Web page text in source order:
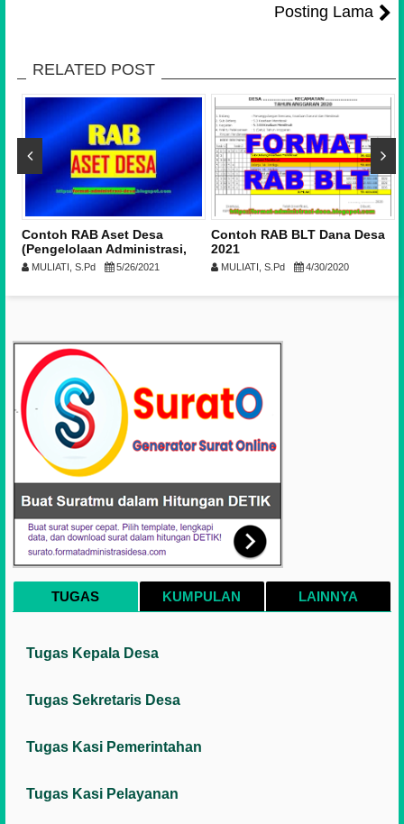
Posting Lama
RELATED POST
Contoh RAB Aset Desa
(Pengelolaan Administrasi,
Inventarisasi dan Penilaian)
MULIATI, S.Pd 5/26/2021
Contoh RAB BLT Dana Desa
2021
MULIATI, S.Pd 4/30/2020
TUGAS KUMPULAN LAINNYA
Tugas Kepala Desa
Tugas Sekretaris Desa
Tugas Kasi Pemerintahan
Tugas Kasi Pelayanan